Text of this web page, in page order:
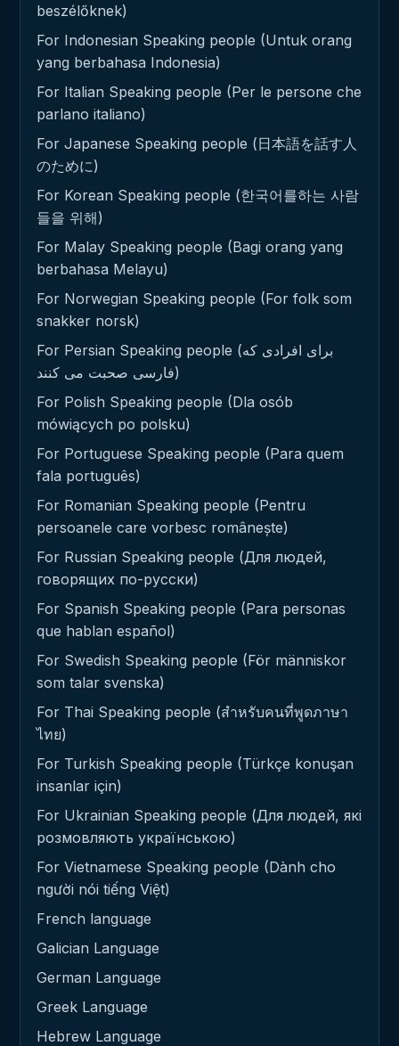
beszélőknek)
For Indonesian Speaking people (Untuk orang
yang berbahasa Indonesia)
For Italian Speaking people (Per le persone che
parlano italiano)
For Japanese Speaking people (日本語を話す人
のために)
For Korean Speaking people (한국어를하는 사람
들을 위해)
For Malay Speaking people (Bagi orang yang
berbahasa Melayu)
For Norwegian Speaking people (For folk som
snakker norsk)
For Persian Speaking people (برای افرادی که
فارسی صحبت می کنند)
For Polish Speaking people (Dla osób
mówiących po polsku)
For Portuguese Speaking people (Para quem
fala português)
For Romanian Speaking people (Pentru
persoanele care vorbesc românește)
For Russian Speaking people (Для людей,
говорящих по-русски)
For Spanish Speaking people (Para personas
que hablan español)
For Swedish Speaking people (För människor
som talar svenska)
For Thai Speaking people (สำหรับคนที่พูดภาษา
ไทย)
For Turkish Speaking people (Türkçe konuşan
insanlar için)
For Ukrainian Speaking people (Для людей, які
розмовляють українською)
For Vietnamese Speaking people (Dành cho
người nói tiếng Việt)
French language
Galician Language
German Language
Greek Language
Hebrew Language